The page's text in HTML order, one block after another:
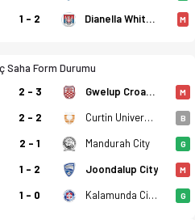
1 - 2 Dianella White Eagles SC M
Saha Form Durumu
2 - 3 Gwelup Croatia SC M
2 - 2 Curtin University Sc B
2 - 1 Mandurah City G
1 - 2 Joondalup City M
1 - 0 Kalamunda City FC G